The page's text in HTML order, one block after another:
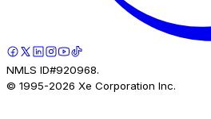
NMLS ID#920968.
© 1995-2026 Xe Corporation Inc.